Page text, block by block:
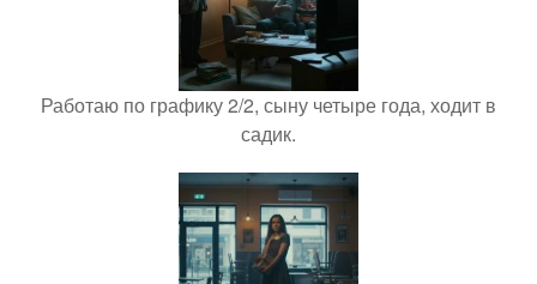
Работаю по графику 2/2, сыну четыре года, ходит в
садик.